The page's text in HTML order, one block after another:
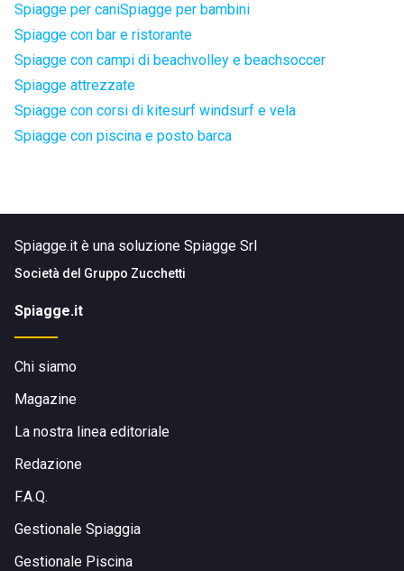
Spiagge per caniSpiagge per bambini
Spiagge con bar e ristorante
Spiagge con campi di beachvolley e beachsoccer
Spiagge attrezzate
Spiagge con corsi di kitesurf windsurf e vela
Spiagge con piscina e posto barca
Spiagge.it è una soluzione Spiagge Srl
Società del Gruppo Zucchetti
Spiagge.it
Chi siamo
Magazine
La nostra linea editoriale
Redazione
F.A.Q.
Gestionale Spiaggia
Gestionale Piscina